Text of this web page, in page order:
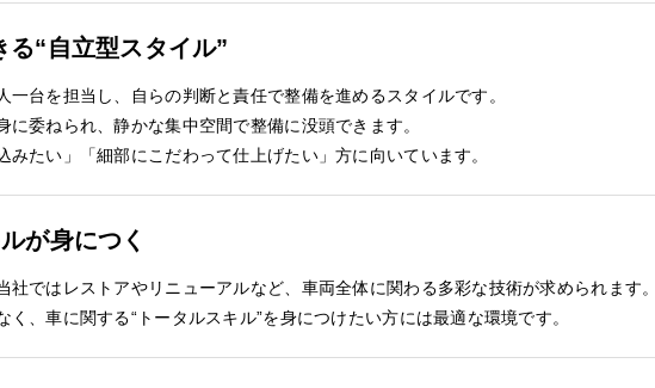
る“自立型スタイル”
一台を担当し、自らの判断と責任で整備を進めるスタイルです。
に委ねられ、静かな集中空間で整備に没頭できます。
みたい」「細部にこだわって仕上げたい」方に向いています。
が身につく
社ではレストアやリニューアルなど、車両全体に関わる多彩な技術が求められます。
く、車に関する“トータルスキル”を身につけたい方には最適な環境です。